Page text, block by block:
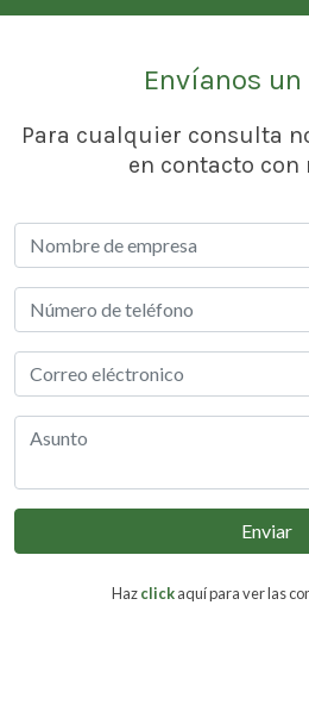
Envíanos
Para cualquier consulta
en contacto con
Enviar
Hazclickaquí para ver las